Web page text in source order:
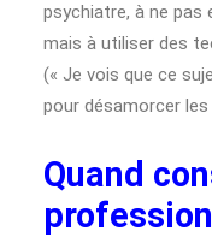
psychiatre, à ne
mais à utiliser des
(« Je vois que ce
pour désamorcer
Quand